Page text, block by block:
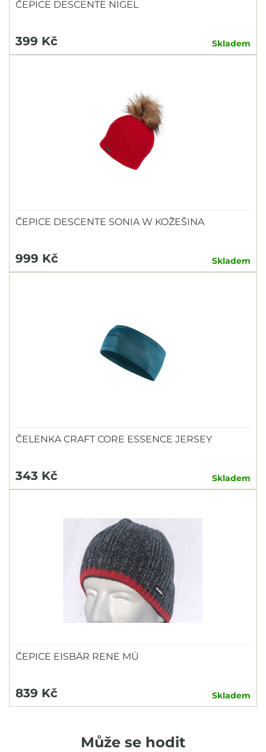
ČEPICE DESCENTE NIGEL
399 Kč Skladem
ČEPICE DESCENTE SONIA W KOŽEŠINA
999 Kč Skladem
ČELENKA CRAFT CORE ESSENCE JERSEY
343 Kč Skladem
ČEPICE EISBÄR RENE MÜ
839 Kč Skladem
Může se hodit